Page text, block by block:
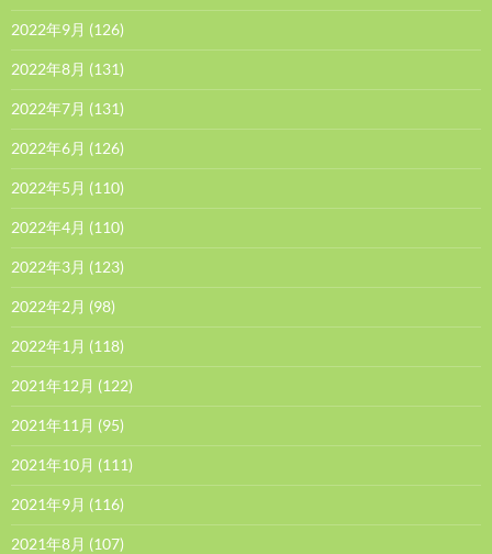
2022年9月 (126)
2022年8月 (131)
2022年7月 (131)
2022年6月 (126)
2022年5月 (110)
2022年4月 (110)
2022年3月 (123)
2022年2月 (98)
2022年1月 (118)
2021年12月 (122)
2021年11月 (95)
2021年10月 (111)
2021年9月 (116)
2021年8月 (107)